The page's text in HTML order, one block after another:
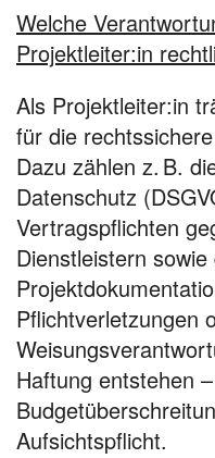
Welche
Projektleiter:in
Als Projektleiter:in
für die
Dazu zählen z. B.
Datenschutz
Vertragspflichten
Dienstleistern
Pflichtverletzungen
Haftung entstehen
Aufsichtspflicht.